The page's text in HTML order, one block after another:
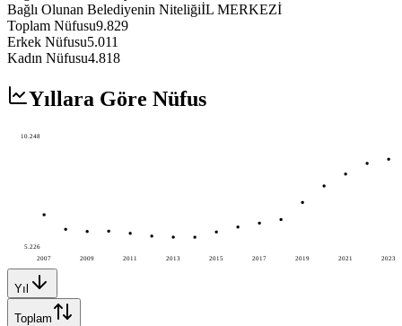
Bağlı Olunan Belediyenin NiteliğiİL MERKEZİ
Toplam Nüfusu9.829
Erkek Nüfusu5.011
Kadın Nüfusu4.818
Yıllara Göre Nüfus
2007 2009 2011 2013 2015 2017 2019 2021 2023
10.248
5.226
Yıl
Toplam